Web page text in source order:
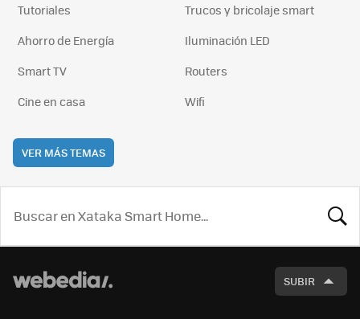
Tutoriales
Trucos y bricolaje smart
Ahorro de Energía
Iluminación LED
Smart TV
Routers
Cine en casa
Wifi
VER MÁS TEMAS
SUBIR